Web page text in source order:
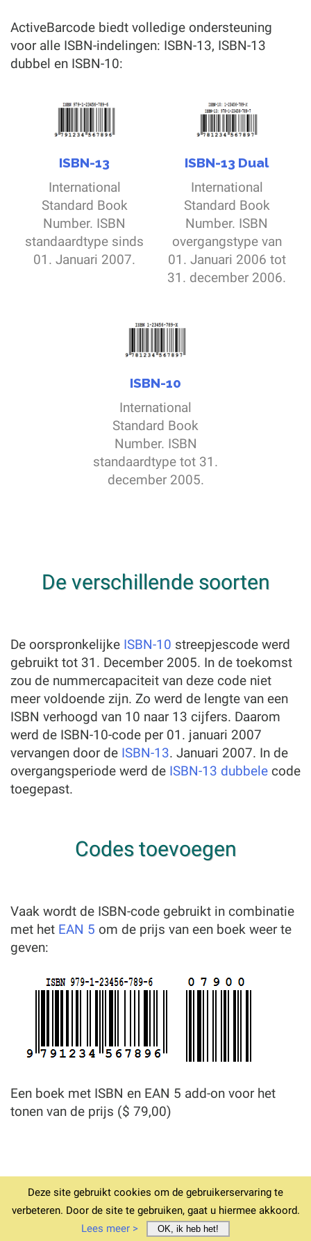
ActiveBarcode biedt volledige ondersteuning
voor alle ISBN-indelingen: ISBN-13, ISBN-13
dubbel en ISBN-10:
ISBN-13
International
Standard Book
Number. ISBN
standaardtype sinds
01. Januari 2007.
ISBN-13 Dual
International
Standard Book
Number. ISBN
overgangstype van
01. Januari 2006 tot
31. december 2006.
ISBN-10
International
Standard Book
Number. ISBN
standaardtype tot 31.
december 2005.
De verschillende soorten
De oorspronkelijke ISBN-10 streepjescode werd
gebruikt tot 31. December 2005. In de toekomst
zou de nummercapaciteit van deze code niet
meer voldoende zijn. Zo werd de lengte van een
ISBN verhoogd van 10 naar 13 cijfers. Daarom
werd de ISBN-10-code per 01. januari 2007
vervangen door de ISBN-13. Januari 2007. In de
overgangsperiode werd de ISBN-13 dubbele code
toegepast.
Codes toevoegen
Vaak wordt de ISBN-code gebruikt in combinatie
met het EAN 5 om de prijs van een boek weer te
geven:
Een boek met ISBN en EAN 5 add-on voor het
tonen van de prijs ($ 79,00)
© 1994-2026 Home Downloaden v6.12.4 Voorwaarden
Privacy Afdruk Bestelondersteuning
Deze site gebruikt cookies om de gebruikerservaring te
verbeteren. Door de site te gebruiken, gaat u hiermee akkoord.
Lees meer >
OK, ik heb het!